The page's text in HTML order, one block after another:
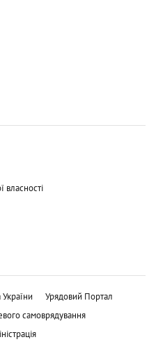
власності
Урядовий Портал
самоврядування